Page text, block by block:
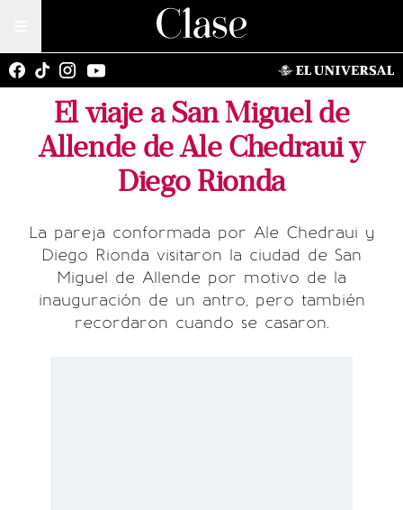
El viaje a San Miguel de
Allende de Ale Chedraui y
Diego Rionda
La pareja conformada por Ale Chedraui y
Diego Rionda visitaron la ciudad de San
Miguel de Allende por motivo de la
inauguración de un antro, pero también
recordaron cuando se casaron.